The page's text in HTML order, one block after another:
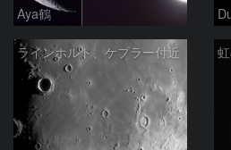
Aya鶴
ラインホルト、ケプラー付近